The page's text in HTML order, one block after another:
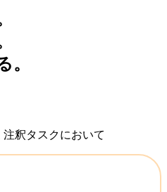
。
注釈タスクにおいて